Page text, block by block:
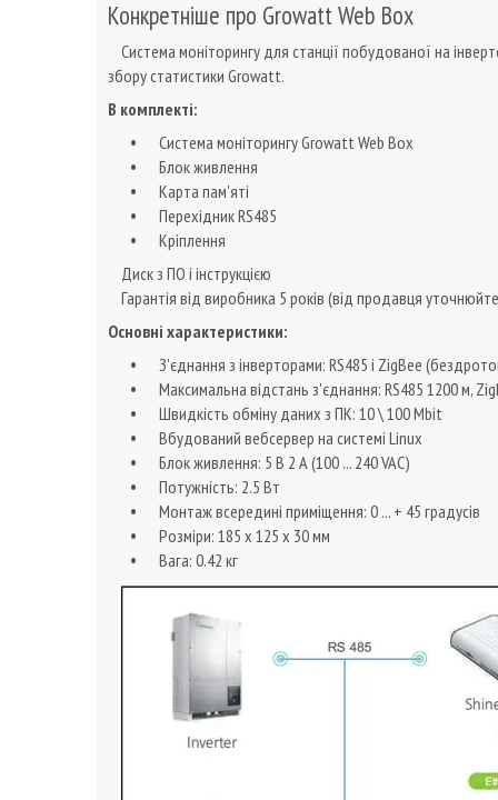
Конкретніше про Growatt Web Box
Система моніторингу для станції побудованої на
збору статистики Growatt.
В комплекті:
Система моніторингу Growatt Web Box
Блок живлення
Карта пам'яті
Перехідник RS485
Кріплення
Диск з ПО і інструкцією
Гарантія від виробника 5 років (від продавця
Основні характеристики:
З'єднання з інверторами: RS485 і ZigBee
Максимальна відстань з'єднання: RS485 1200 м,
Швидкість обміну даних з ПК: 10 \ 100 Mbit
Вбудований вебсервер на системі Linux
Блок живлення: 5 В 2 А (100 ... 240 VAC)
Потужність: 2.5 Вт
Монтаж всередині приміщення: 0 ... + 45 градусів
Розміри: 185 х 125 х 30 мм
Вага: 0.42 кг